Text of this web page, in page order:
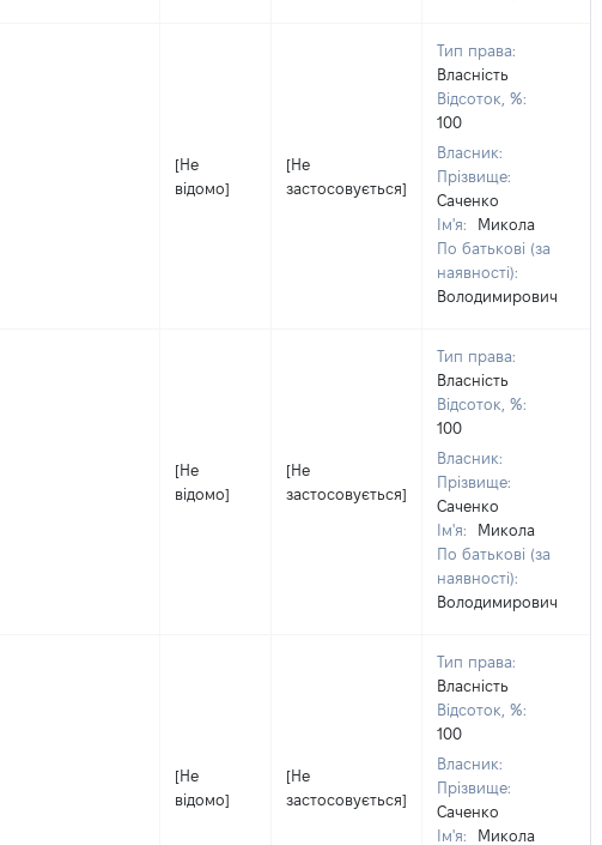
[Не
відомо]
[Не
застосовується]
Тип права:
Власність
Відсоток, %:
100
Власник:
Прізвище:
Саченко
Ім'я:
Микола
По батькові (за
наявності):
Володимирович
[Не
відомо]
[Не
застосовується]
Тип права:
Власність
Відсоток, %:
100
Власник:
Прізвище:
Саченко
Ім'я:
Микола
По батькові (за
наявності):
Володимирович
[Не
відомо]
[Не
застосовується]
Тип права:
Власність
Відсоток, %:
100
Власник:
Прізвище:
Саченко
Ім'я:
Микола